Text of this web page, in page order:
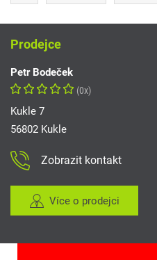
Prodejce
Petr Bodeček
(0x)
Kukle 7
56802 Kukle
Zobrazit kontakt
Více o prodejci